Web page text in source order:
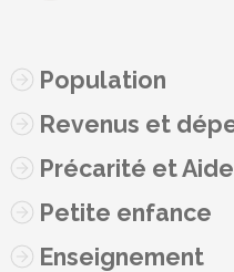
Population
Revenus et
Précarité et
Petite enfance
Enseignement